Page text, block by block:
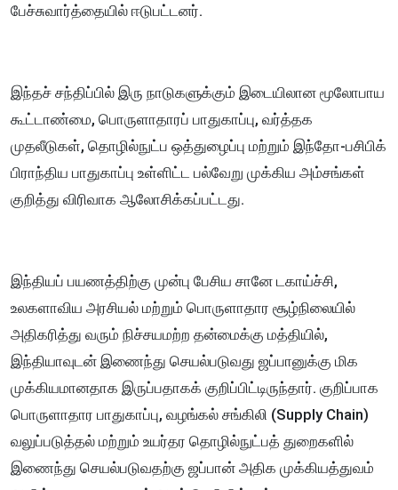
பேச்சுவார்த்தையில் ஈடுபட்டனர்.
இந்தச் சந்திப்பில் இரு நாடுகளுக்கும் இடையிலான மூலோபாய
கூட்டாண்மை, பொருளாதாரப் பாதுகாப்பு, வர்த்தக
முதலீடுகள், தொழில்நுட்ப ஒத்துழைப்பு மற்றும் இந்தோ-பசிபிக்
பிராந்திய பாதுகாப்பு உள்ளிட்ட பல்வேறு முக்கிய அம்சங்கள்
குறித்து விரிவாக ஆலோசிக்கப்பட்டது.
இந்தியப் பயணத்திற்கு முன்பு பேசிய சானே டகாய்ச்சி,
உலகளாவிய அரசியல் மற்றும் பொருளாதார சூழ்நிலையில்
அதிகரித்து வரும் நிச்சயமற்ற தன்மைக்கு மத்தியில்,
இந்தியாவுடன் இணைந்து செயல்படுவது ஜப்பானுக்கு மிக
முக்கியமானதாக இருப்பதாகக் குறிப்பிட்டிருந்தார். குறிப்பாக
பொருளாதார பாதுகாப்பு, வழங்கல் சங்கிலி (Supply Chain)
வலுப்படுத்தல் மற்றும் உயர்தர தொழில்நுட்பத் துறைகளில்
இணைந்து செயல்படுவதற்கு ஜப்பான் அதிக முக்கியத்துவம்